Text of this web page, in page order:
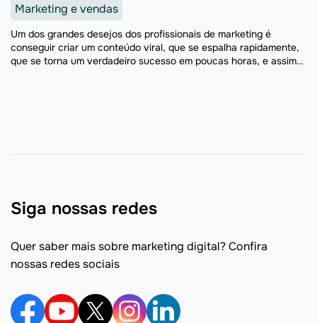
Marketing e vendas
Um dos grandes desejos dos profissionais de marketing é
conseguir criar um conteúdo viral, que se espalha rapidamente,
que se torna um verdadeiro sucesso em poucas horas, e assim
Siga nossas redes
Quer saber mais sobre marketing digital? Confira
nossas redes sociais